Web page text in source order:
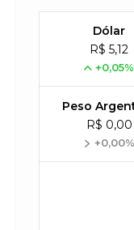
Dólar
R$ 5,12
+0,05%
Peso
R$ 0,00
+0,00%